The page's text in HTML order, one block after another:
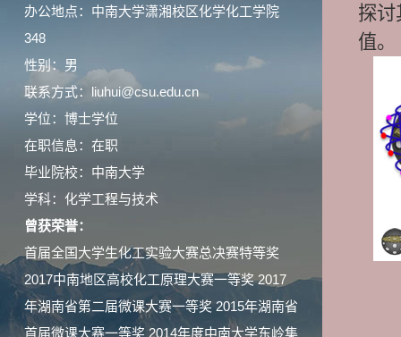
办公地点：中南大学潇湘校区化学化工学院
348
性别：男
联系方式：liuhui@csu.edu.cn
学位：博士学位
在职信息：在职
毕业院校：中南大学
学科：化学工程与技术
曾获荣誉：
首届全国大学生化工实验大赛总决赛特等奖
2017中南地区高校化工原理大赛一等奖 2017
年湖南省第二届微课大赛一等奖 2015年湖南省
首届微课大赛一等奖 2014年度中南大学东岭集
探讨
值。